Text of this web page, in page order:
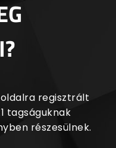
regisztrált
tagságuknak
részesülnek.